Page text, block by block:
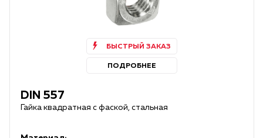
БЫСТРЫЙ ЗАКАЗ
ПОДРОБНЕЕ
DIN 557
Гайка квадратная с фаской, стальная